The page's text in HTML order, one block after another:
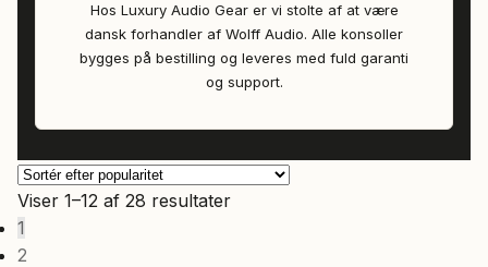
Hos Luxury Audio Gear er vi stolte af at være
dansk forhandler af Wolff Audio. Alle konsoller
bygges på bestilling og leveres med fuld garanti
og support.
Viser 1–12 af 28 resultaterSorteret
1
2